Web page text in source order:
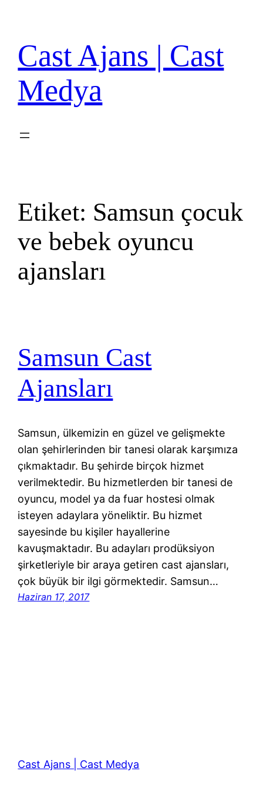
Cast Ajans | Cast
Medya
Etiket: Samsun çocuk
ve bebek oyuncu
ajansları
Samsun Cast
Ajansları
Samsun, ülkemizin en güzel ve gelişmekte
olan şehirlerinden bir tanesi olarak karşımıza
çıkmaktadır. Bu şehirde birçok hizmet
verilmektedir. Bu hizmetlerden bir tanesi de
oyuncu, model ya da fuar hostesi olmak
isteyen adaylara yöneliktir. Bu hizmet
sayesinde bu kişiler hayallerine
kavuşmaktadır. Bu adayları prodüksiyon
şirketleriyle bir araya getiren cast ajansları,
çok büyük bir ilgi görmektedir. Samsun…
Haziran 17, 2017
Cast Ajans | Cast Medya